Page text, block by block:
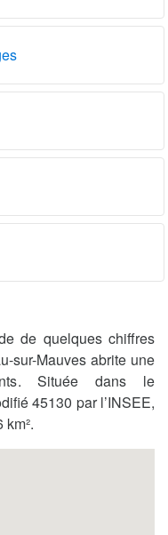
de quelques chiffres
sur-Mauves abrite une
Située dans le
45130 par l’INSEE,